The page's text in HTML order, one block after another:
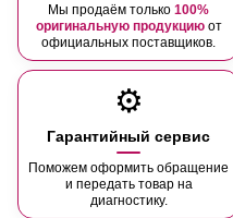
Мы продаём только 100%
оригинальную продукцию от
официальных поставщиков.
⚙️
Гарантийный сервис
Поможем оформить обращение
и передать товар на
диагностику.